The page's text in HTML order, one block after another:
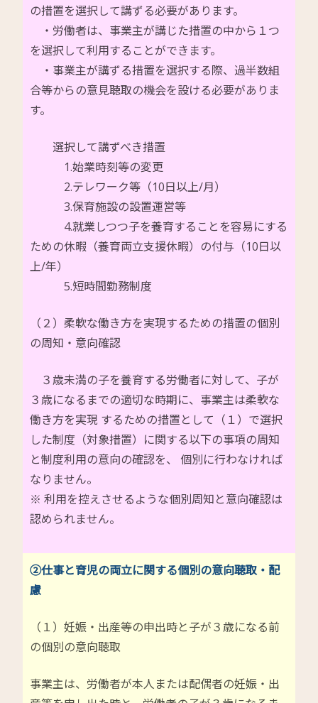
の措置を選択して講ずる必要があります。
・労働者は、事業主が講じた措置の中から１つ
を選択して利用することができます。
・事業主が講ずる措置を選択する際、過半数組
合等からの意見聴取の機会を設ける必要がありま
す。
選択して講ずべき措置
1.始業時刻等の変更
2.テレワーク等（10日以上/月）
3.保育施設の設置運営等
4.就業しつつ子を養育することを容易にする
ための休暇（養育両立支援休暇）の付与（10日以
上/年）
5.短時間勤務制度
（２）柔軟な働き方を実現するための措置の個別
の周知・意向確認
３歳未満の子を養育する労働者に対して、子が
３歳になるまでの適切な時期に、事業主は柔軟な
働き方を実現 するための措置として（１）で選択
した制度（対象措置）に関する以下の事項の周知
と制度利用の意向の確認を、 個別に行わなければ
なりません。
※ 利用を控えさせるような個別周知と意向確認は
認められません。
②仕事と育児の両立に関する個別の意向聴取・配
慮
（１）妊娠・出産等の申出時と子が３歳になる前
の個別の意向聴取
事業主は、労働者が本人または配偶者の妊娠・出